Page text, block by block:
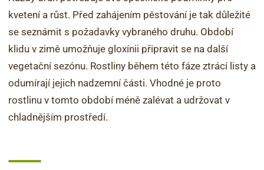
kvetení a růst. Před zahájením pěstování je tak důležité
se seznámit s požadavky vybraného druhu. Období
klidu v zimě umožňuje gloxínii připravit se na další
vegetační sezónu. Rostliny během této fáze ztrácí listy a
odumírají jejich nadzemní části. Vhodné je proto
rostlinu v tomto období méně zalévat a udržovat v
chladnějším prostředí.